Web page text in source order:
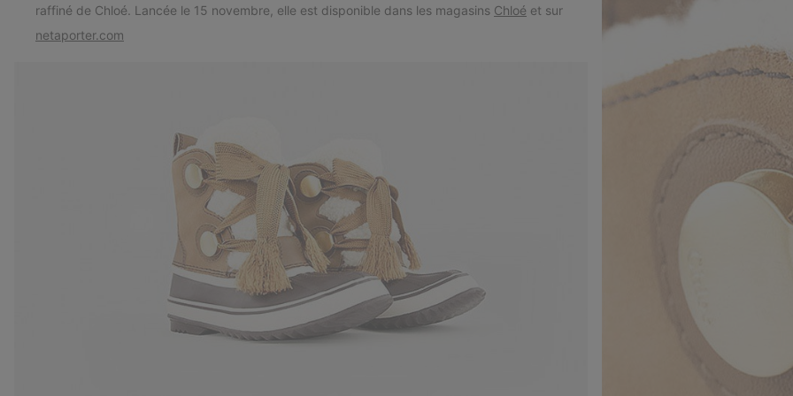
raffiné de Chloé. Lancée le 15 novembre, elle est disponible dans les magasins Chloé et sur
netaporter.com